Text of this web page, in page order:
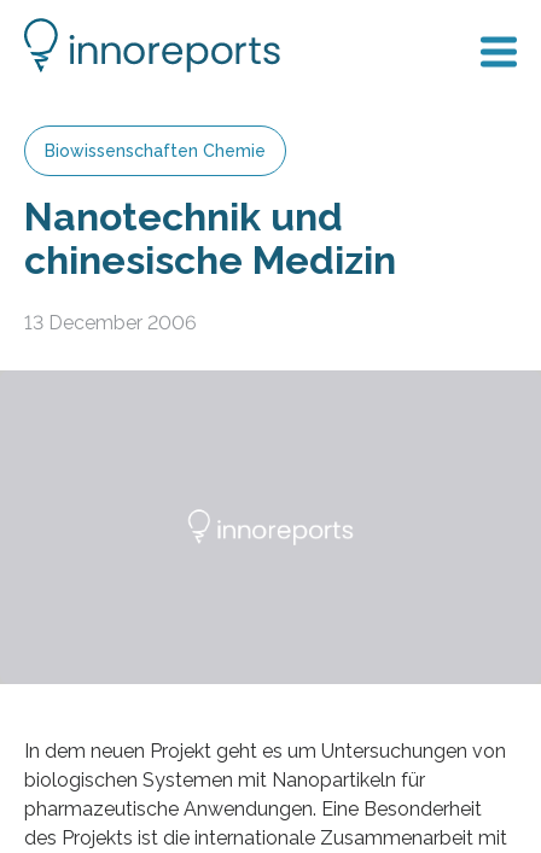
Biowissenschaften Chemie
Nanotechnik und
chinesische Medizin
13 December 2006
In dem neuen Projekt geht es um Untersuchungen von
biologischen Systemen mit Nanopartikeln für
pharmazeutische Anwendungen. Eine Besonderheit
des Projekts ist die internationale Zusammenarbeit mit